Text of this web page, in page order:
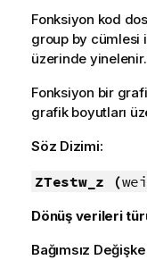
Fonksiyon kod
group by cümlesi
üzerinde yinelenir.
Fonksiyon bir
grafik boyutları
Söz Dizimi:
ZTestw_z (
Dönüş verileri
Bağımsız